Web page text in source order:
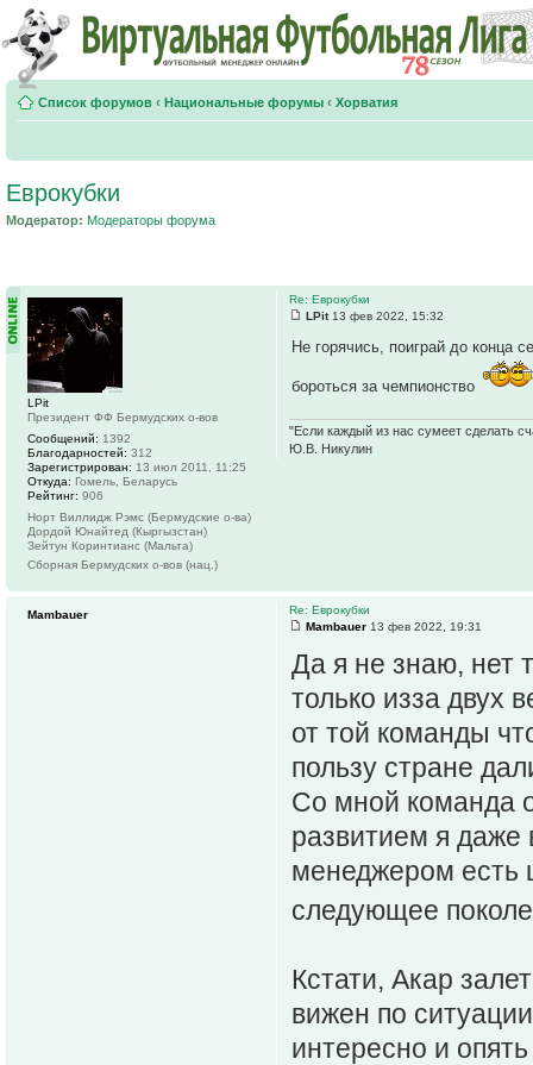
Список форумов ‹ Национальные форумы ‹ Хорватия
Еврокубки
Модератор: Модераторы форума
Re: Еврокубки
LPit13 фев 2022, 15:32
Не горячись, поиграй до конца
бороться за чемпионство
"Если каждый из нас сумеет сделать
Ю.В. Никулин
LPit
Президент ФФ Бермудских о-вов
Сообщений: 1392
Благодарностей: 312
Зарегистрирован: 13 июл 2011, 11:25
Откуда: Гомель, Беларусь
Рейтинг: 906
Норт Виллидж Рэмс (Бермудские о-ва)
Дордой Юнайтед (Кыргызстан)
Зейтун Коринтианс (Мальта)
Сборная Бермудских о-вов (нац.)
Re: Еврокубки
Mambauer 13 фев 2022, 19:31
Да я не знаю, нет
только изза двух
от той команды
пользу стране
Со мной команда
развитием я даже
менеджером есть
следующее
Кстати, Акар
вижен по
интересно и
Mambauer